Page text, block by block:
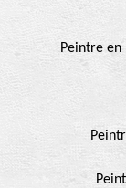
Peintre